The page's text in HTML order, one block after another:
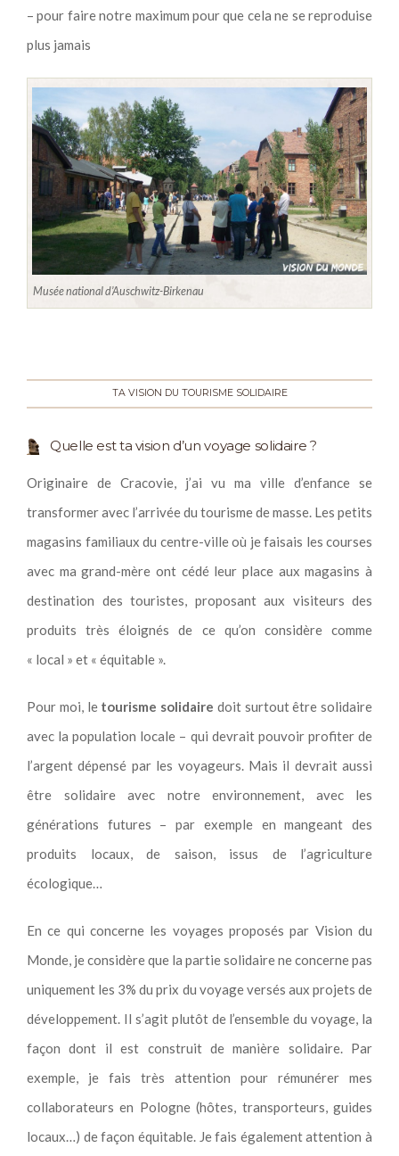
– pour faire notre maximum pour que cela ne se reproduise
plus jamais
Musée national d’Auschwitz-Birkenau
TA VISION DU TOURISME SOLIDAIRE
Quelle est ta vision d’un voyage solidaire ?
Originaire de Cracovie, j’ai vu ma ville d’enfance se
transformer avec l’arrivée du tourisme de masse. Les petits
magasins familiaux du centre-ville où je faisais les courses
avec ma grand-mère ont cédé leur place aux magasins à
destination des touristes, proposant aux visiteurs des
produits très éloignés de ce qu’on considère comme
« local » et « équitable ».
Pour moi, le tourisme solidaire doit surtout être solidaire
avec la population locale – qui devrait pouvoir profiter de
l’argent dépensé par les voyageurs. Mais il devrait aussi
être solidaire avec notre environnement, avec les
générations futures – par exemple en mangeant des
produits locaux, de saison, issus de l’agriculture
écologique…
En ce qui concerne les voyages proposés par Vision du
Monde, je considère que la partie solidaire ne concerne pas
uniquement les 3% du prix du voyage versés aux projets de
développement. Il s’agit plutôt de l’ensemble du voyage, la
façon dont il est construit de manière solidaire. Par
exemple, je fais très attention pour rémunérer mes
collaborateurs en Pologne (hôtes, transporteurs, guides
locaux…) de façon équitable. Je fais également attention à